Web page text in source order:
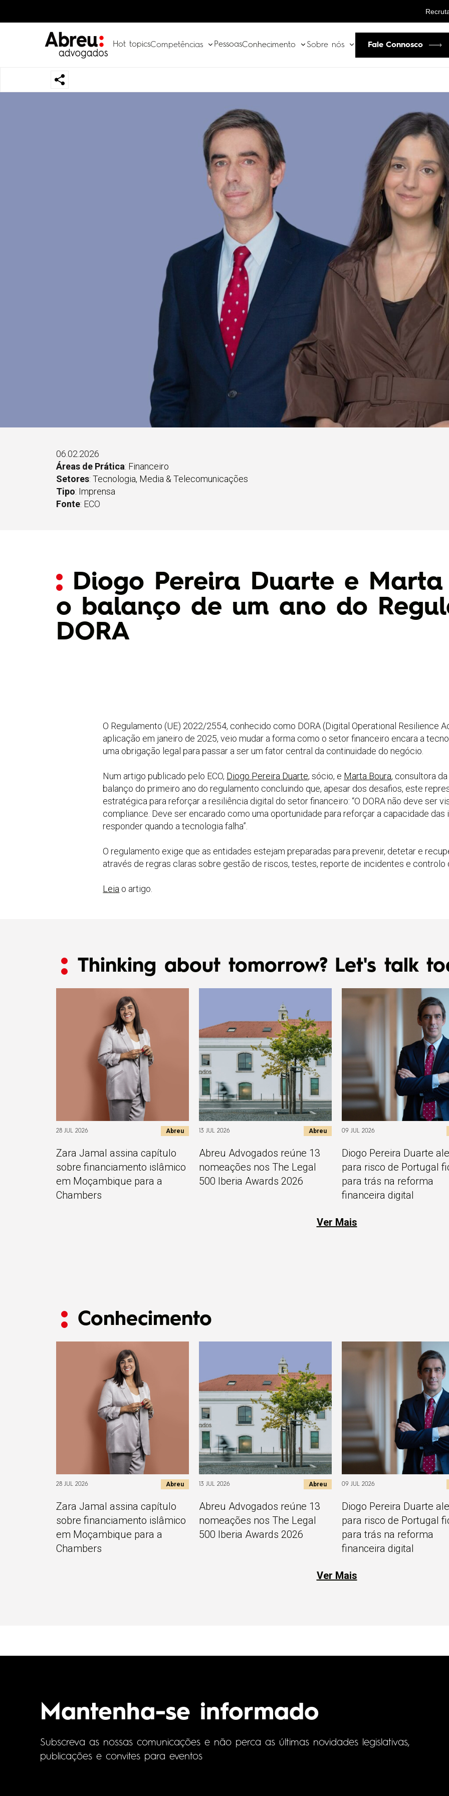
Hot topicsCompetências PessoasConhecimento Sobre nós Fale Connosco
06.02.2026
Áreas de Prática: Financeiro
Setores: Tecnologia, Media & Telecomunicações
Tipo: Imprensa
Fonte: ECO
Diogo Pereira Duarte e
o balanço de um ano do
DORA
O Regulamento (UE) 2022/2554, conhecido como DORA (Digital Operational Resilience
aplicação em janeiro de 2025, veio mudar a forma como o setor financeiro encara a
uma obrigação legal para passar a ser um fator central da continuidade do negócio.
Num artigo publicado pelo ECO, Diogo Pereira Duarte, sócio, e Marta Boura, consultora
balanço do primeiro ano do regulamento concluindo que, apesar dos desafios, este
estratégica para reforçar a resiliência digital do setor financeiro: “O DORA não deve ser
compliance. Deve ser encarado como uma oportunidade para reforçar a capacidade
responder quando a tecnologia falha”.
O regulamento exige que as entidades estejam preparadas para prevenir, detetar e
através de regras claras sobre gestão de riscos, testes, reporte de incidentes e
Leia o artigo.
Thinking about tomorrow? Let's talk
28 JUL 2026 Abreu
Zara Jamal assina capítulo
sobre financiamento islâmico
em Moçambique para a
Chambers
13 JUL 2026 Abreu
Abreu Advogados reúne 13
nomeações nos The Legal
500 Iberia Awards 2026
09 JUL 2026
Diogo Pereira Duarte
para risco de Portugal
para trás na reforma
financeira digital
Ver Mais
Conhecimento
28 JUL 2026 Abreu
Zara Jamal assina capítulo
sobre financiamento islâmico
em Moçambique para a
Chambers
13 JUL 2026 Abreu
Abreu Advogados reúne 13
nomeações nos The Legal
500 Iberia Awards 2026
09 JUL 2026
Diogo Pereira Duarte
para risco de Portugal
para trás na reforma
financeira digital
Ver Mais
Mantenha-se informado
Subscreva as nossas comunicações e não perca as últimas novidades legislativas,
publicações e convites para eventos